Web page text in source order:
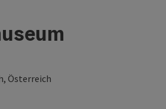
Österreich